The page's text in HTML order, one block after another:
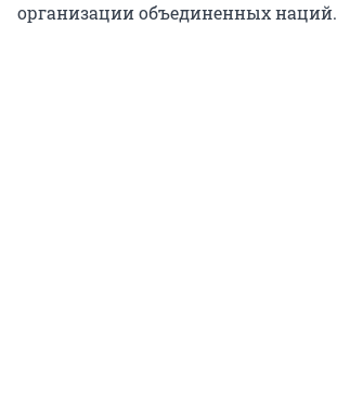
организации объединенных наций.